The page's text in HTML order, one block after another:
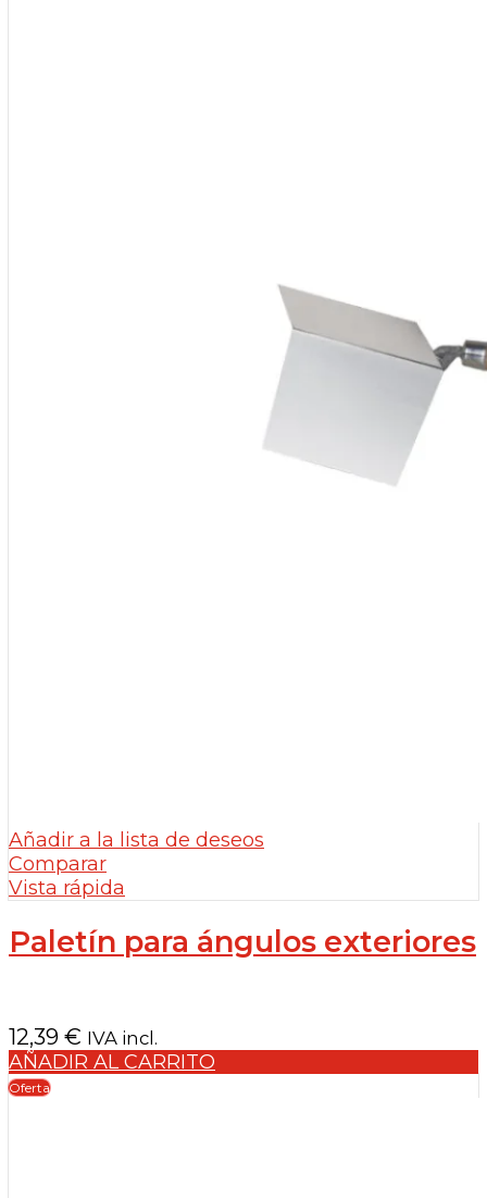
Añadir a la lista de deseos
Comparar
Vista rápida
Paletín para ángulos exteriores
12,39 € IVA incl.
AÑADIR AL CARRITO
Oferta